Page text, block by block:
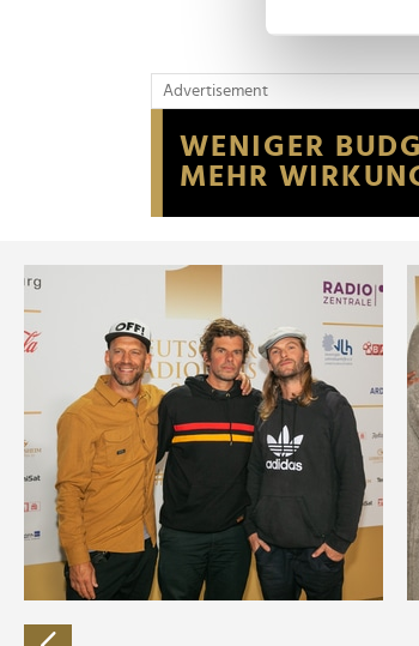
Wir
Website an
der Dienste
Advertisement